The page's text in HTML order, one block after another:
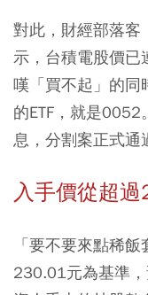
對此，財經部落客
示，台積電股價
嘆「買不起」的同
的ETF，就是
息，分割案正式通
入手價從超
「要不要來點稀
230.01元為基準